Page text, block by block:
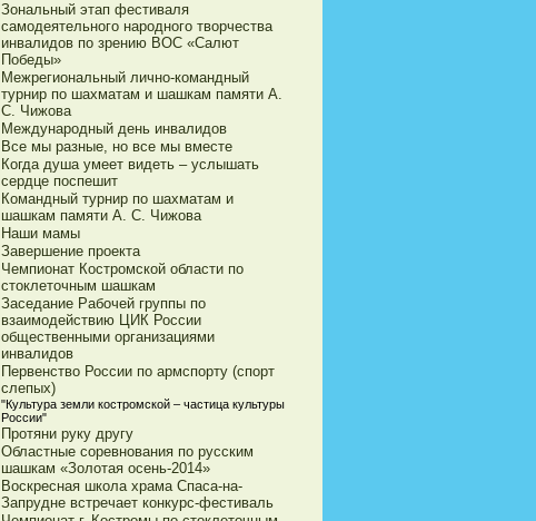
Зональный этап фестиваля
самодеятельного народного творчества
инвалидов по зрению ВОС «Салют
Победы»
Межрегиональный лично-командный
турнир по шахматам и шашкам памяти А.
С. Чижова
Международный день инвалидов
Все мы разные, но все мы вместе
Когда душа умеет видеть – услышать
сердце поспешит
Командный турнир по шахматам и
шашкам памяти А. С. Чижова
Наши мамы
Завершение проекта
Чемпионат Костромской области по
стоклеточным шашкам
Заседание Рабочей группы по
взаимодействию ЦИК России
общественными организациями
инвалидов
Первенство России по армспорту (спорт
слепых)
"Культура земли костромской – частица культуры
России"
Протяни руку другу
Областные соревнования по русским
шашкам «Золотая осень-2014»
Воскресная школа храма Спаса-на-
Запрудне встречает конкурс-фестиваль